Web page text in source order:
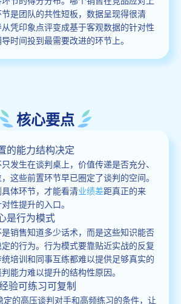
是团队的共性短板，数据呈现得很清
凭印象点评变成基于客观数据的针对性
时间投到最需要改进的环节上。
核心要点
的能力结构决定
发生在谈判桌上，价值传递是否充分、
这些前置环节早已圈定了谈判的空间。
体环节，才能看清业绩差距真正的来
性提升的入口。
是行为模式
销售知道多少话术，而是这些知识能否
的行为。行为模式要靠贴近实战的反复
培训和同事互练都难以提供足够真实的
能力难以提升的结构性原因。
验可练习可复制
的高压谈判对手和高频练习的条件，让